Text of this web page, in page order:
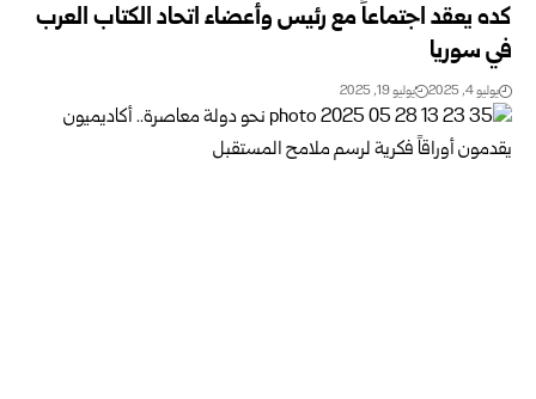
كده يعقد اجتماعاً مع رئيس وأعضاء اتحاد الكتاب العرب
في سوريا
يوليو 4, 2025 يوليو 19, 2025